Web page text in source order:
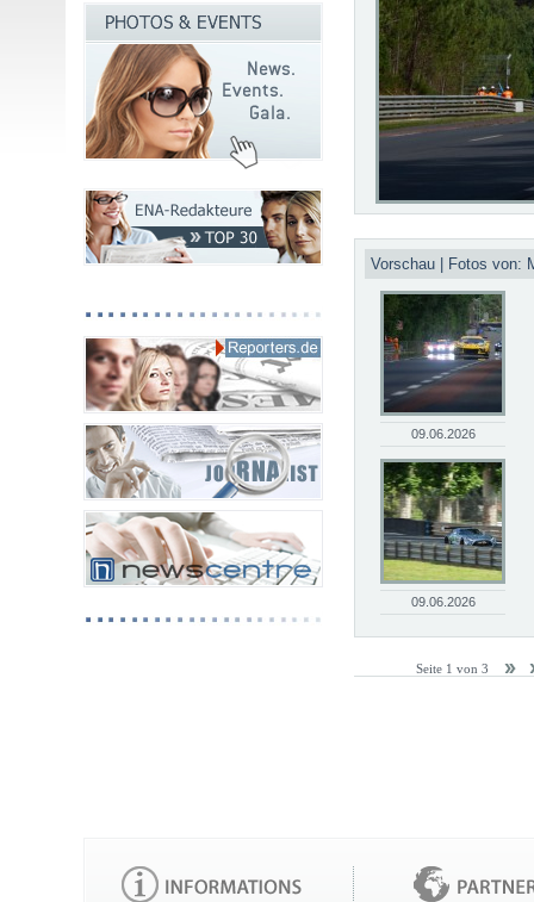
Vorschau | Fotos von:
09.06.2026
09.06.2026
Seite 1 von 3